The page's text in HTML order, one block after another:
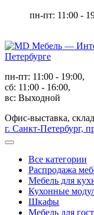
пн-пт: 11:00 -
пн-пт: 11:00 - 19:00,
сб: 11:00 - 16:00,
вс: Выходной
Офис-выставка,
г. Санкт-Петербург,
Все категории
Распродажа
Мебель для
Кухонные
Шкафы
Мебель для